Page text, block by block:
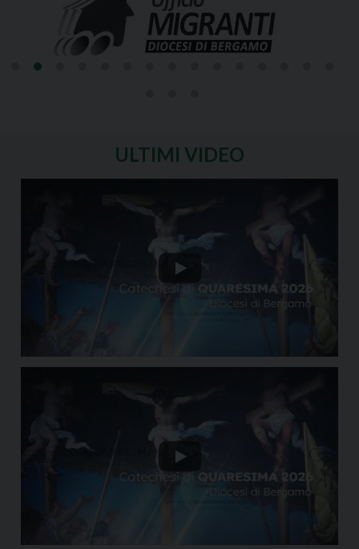
ULTIMI VIDEO